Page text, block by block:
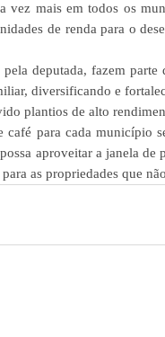
vez mais em todos os
de renda para o
deputada, fazem parte
diversificando e
plantios de alto
café para cada município
aproveitar a janela de
as propriedades que